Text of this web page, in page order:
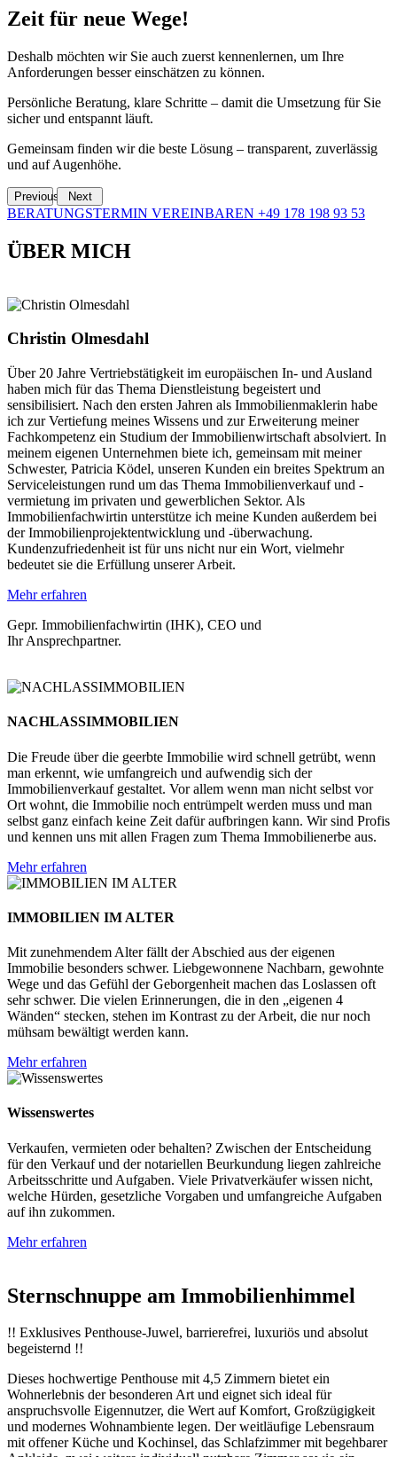
Zeit für neue Wege!
Deshalb möchten wir Sie auch zuerst kennenlernen, um Ihre
Anforderungen besser einschätzen zu können.
Persönliche Beratung, klare Schritte – damit die Umsetzung für Sie
sicher und entspannt läuft.
Gemeinsam finden wir die beste Lösung – transparent, zuverlässig
und auf Augenhöhe.
Previous Next
BERATUNGSTERMIN VEREINBAREN +49 178 198 93 53
ÜBER MICH
Christin Olmesdahl
Über 20 Jahre Vertriebstätigkeit im europäischen In- und Ausland
haben mich für das Thema Dienstleistung begeistert und
sensibilisiert. Nach den ersten Jahren als Immobilienmaklerin habe
ich zur Vertiefung meines Wissens und zur Erweiterung meiner
Fachkompetenz ein Studium der Immobilienwirtschaft absolviert. In
meinem eigenen Unternehmen biete ich, gemeinsam mit meiner
Schwester, Patricia Ködel, unseren Kunden ein breites Spektrum an
Serviceleistungen rund um das Thema Immobilienverkauf und -
vermietung im privaten und gewerblichen Sektor. Als
Immobilienfachwirtin unterstütze ich meine Kunden außerdem bei
der Immobilienprojektentwicklung und -überwachung.
Kundenzufriedenheit ist für uns nicht nur ein Wort, vielmehr
bedeutet sie die Erfüllung unserer Arbeit.
Mehr erfahren
Gepr. Immobilienfachwirtin (IHK), CEO und
Ihr Ansprechpartner.
NACHLASSIMMOBILIEN
Die Freude über die geerbte Immobilie wird schnell getrübt, wenn
man erkennt, wie umfangreich und aufwendig sich der
Immobilienverkauf gestaltet. Vor allem wenn man nicht selbst vor
Ort wohnt, die Immobilie noch entrümpelt werden muss und man
selbst ganz einfach keine Zeit dafür aufbringen kann. Wir sind Profis
und kennen uns mit allen Fragen zum Thema Immobilienerbe aus.
Mehr erfahren
IMMOBILIEN IM ALTER
Mit zunehmendem Alter fällt der Abschied aus der eigenen
Immobilie besonders schwer. Liebgewonnene Nachbarn, gewohnte
Wege und das Gefühl der Geborgenheit machen das Loslassen oft
sehr schwer. Die vielen Erinnerungen, die in den „eigenen 4
Wänden“ stecken, stehen im Kontrast zu der Arbeit, die nur noch
mühsam bewältigt werden kann.
Mehr erfahren
Wissenswertes
Verkaufen, vermieten oder behalten? Zwischen der Entscheidung
für den Verkauf und der notariellen Beurkundung liegen zahlreiche
Arbeitsschritte und Aufgaben. Viele Privatverkäufer wissen nicht,
welche Hürden, gesetzliche Vorgaben und umfangreiche Aufgaben
auf ihn zukommen.
Mehr erfahren
Sternschnuppe am Immobilienhimmel
!! Exklusives Penthouse-Juwel, barrierefrei, luxuriös und absolut
begeisternd !!
Dieses hochwertige Penthouse mit 4,5 Zimmern bietet ein
Wohnerlebnis der besonderen Art und eignet sich ideal für
anspruchsvolle Eigennutzer, die Wert auf Komfort, Großzügigkeit
und modernes Wohnambiente legen. Der weitläufige Lebensraum
mit offener Küche und Kochinsel, das Schlafzimmer mit begehbarer